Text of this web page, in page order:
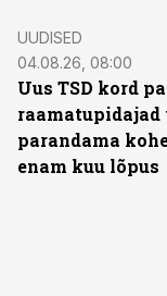
UUDISED
04.08.26, 08:00
Uus TSD kord
raamatupidajad
parandama
enam kuu lõpus